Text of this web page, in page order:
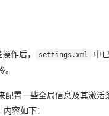
作后， settings.xml
中
配置一些全局信息及其激活
容如下：